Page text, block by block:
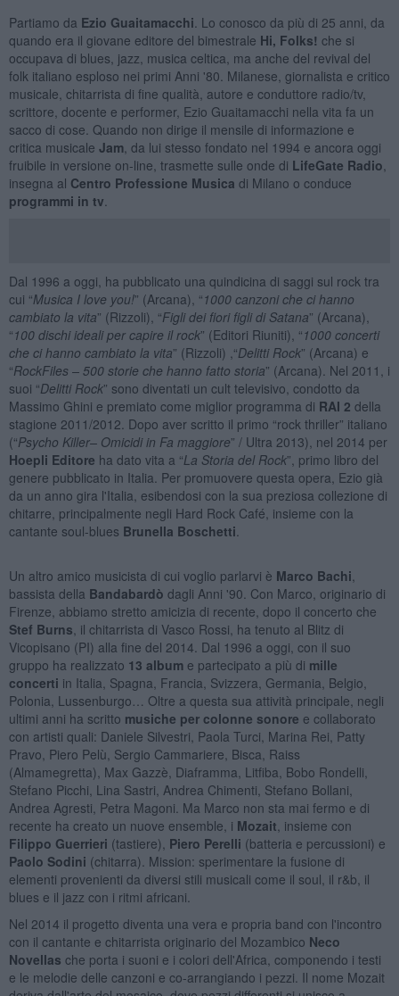
Partiamo da Ezio Guaitamacchi . Lo conosco da più di 25 anni, da
quando era il giovane editore del bimestrale Hi, Folks! che si
occupava di blues, jazz, musica celtica, ma anche del revival del
folk italiano esploso nei primi Anni '80. Milanese, giornalista e critico
musicale, chitarrista di fine qualità, autore e conduttore radio/tv,
scrittore, docente e performer, Ezio Guaitamacchi nella vita fa un
sacco di cose. Quando non dirige il mensile di informazione e
critica musicale Jam, da lui stesso fondato nel 1994 e ancora oggi
fruibile in versione on-line, trasmette sulle onde di LifeGate Radio
insegna al Centro Professione Musica di Milano o conduce
programmi in tv
Dal 1996 a oggi, ha pubblicato una quindicina di saggi sul rock tra
cui “Musica I love you!” (Arcana), “1000 canzoni che ci hanno
cambiato la vita” (Rizzoli), “Figli dei fiori figli di Satana” (Arcana),
“100 dischi ideali per capire il rock” (Editori Riuniti), “1000 concerti
che ci hanno cambiato la vita” (Rizzoli) ,“Delitti Rock” (Arcana) e
“RockFiles – 500 storie che hanno fatto storia” (Arcana). Nel 2011, i
suoi “Delitti Rock” sono diventati un cult televisivo, condotto da
Massimo Ghini e premiato come miglior programma di RAI 2 della
stagione 2011/2012. Dopo aver scritto il primo “rock thriller” italiano
(“Psycho Killer– Omicidi in Fa maggiore” / Ultra 2013), nel 2014 per
Hoepli Editore ha dato vita a “La Storia del Rock”, primo libro del
genere pubblicato in Italia. Per promuovere questa opera, Ezio già
da un anno gira l'Italia, esibendosi con la sua preziosa collezione di
chitarre, principalmente negli Hard Rock Café, insieme con la
cantante soul-blues Brunella Boschetti
Un altro amico musicista di cui voglio parlarvi è Marco Bachi
bassista della Bandabardò dagli Anni '90. Con Marco, originario di
Firenze, abbiamo stretto amicizia di recente, dopo il concerto che
Stef Burns , il chitarrista di Vasco Rossi, ha tenuto al Blitz di
Vicopisano (PI) alla fine del 2014. Dal 1996 a oggi, con il suo
gruppo ha realizzato 13 albume partecipato a più di mille
concerti in Italia, Spagna, Francia, Svizzera, Germania, Belgio,
Polonia, Lussenburgo… Oltre a questa sua attività principale, negli
ultimi anni ha scritto musiche per colonne sonore e collaborato
con artisti quali: Daniele Silvestri, Paola Turci, Marina Rei, Patty
Pravo, Piero Pelù, Sergio Cammariere, Bisca, Raiss
(Almamegretta), Max Gazzè, Diaframma, Litfiba, Bobo Rondelli,
Stefano Picchi, Lina Sastri, Andrea Chimenti, Stefano Bollani,
Andrea Agresti, Petra Magoni. Ma Marco non sta mai fermo e di
recente ha creato un nuove ensemble, i Mozait , insieme con
Filippo Guerrieri (tastiere), Piero Perelli (batteria e percussioni) e
Paolo Sodini (chitarra). Mission: sperimentare la fusione di
elementi provenienti da diversi stili musicali come il soul, il r&b, il
blues e il jazz con i ritmi africani.
Nel 2014 il progetto diventa una vera e propria band con l'incontro
con il cantante e chitarrista originario del Mozambico Neco
Novellas che porta i suoni e i colori dell'Africa, componendo i testi
e le melodie delle canzoni e co-arrangiando i pezzi. Il nome Mozait